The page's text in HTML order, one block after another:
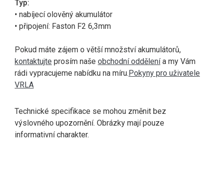
Typ:
• nabíjecí olověný akumulátor
• připojení: Faston F2 6,3mm
Pokud máte zájem o větší množství akumulátorů,
kontaktujte prosím naše obchodní oddělenía my Vám
rádi vypracujeme nabídku na míru.Pokyny pro uživatele
VRLA
Technické specifikace se mohou změnit bez
výslovného upozornění. Obrázky mají pouze
informativní charakter.